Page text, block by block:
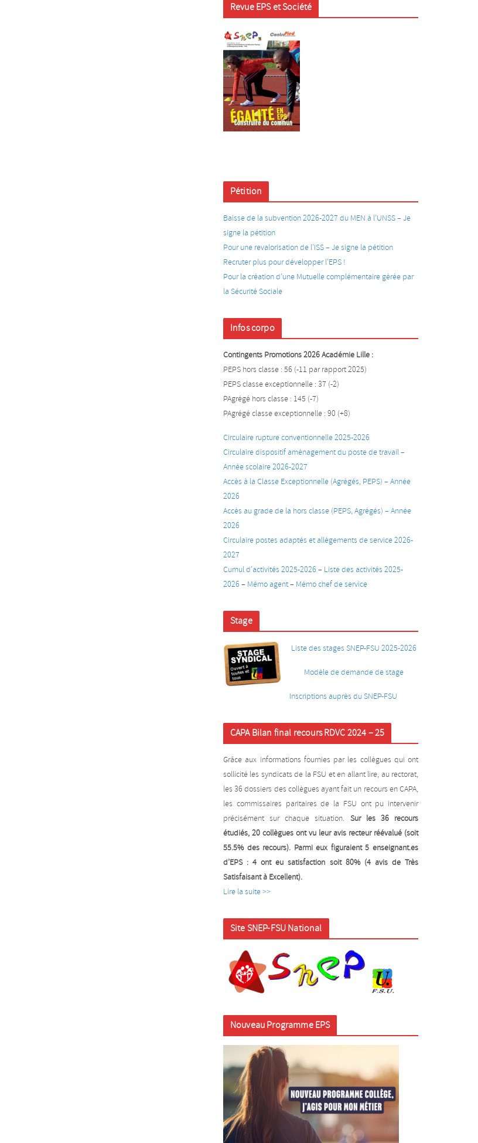
Revue EPS et Société
Pétition
Baisse de la subvention 2026-2027 du MEN à l’UNSS – Je
signe la pétition
Pour une revalorisation de l’ISS – Je signe la pétition
Recruter plus pour développer l’EPS !
Pour la création d’une Mutuelle complémentaire gérée par
la Sécurité Sociale
Infos corpo
Contingents Promotions 2026 Académie Lille :
PEPS hors classe : 56 (-11 par rapport 2025)
PEPS classe exceptionnelle : 37 (-2)
PAgrégé hors classe : 145 (-7)
PAgrégé classe exceptionnelle : 90 (+8)
Circulaire rupture conventionnelle 2025-2026
Circulaire dispositif aménagement du poste de travail –
Année scolaire 2026-2027
Accès à la Classe Exceptionnelle (Agrégés, PEPS) – Année
2026
Accès au grade de la hors classe (PEPS, Agrégés) – Année
2026
Circulaire postes adaptés et allègements de service 2026-
2027
Cumul d’activités 2025-2026 – Liste des activités 2025-
2026 – Mémo agent– Mémo chef de service
Stage
Liste des stages SNEP-FSU 2025-2026
Modèle de demande de stage
Inscriptions auprès du SNEP-FSU
CAPA Bilan final recours RDVC 2024 – 25
Grâce aux informations fournies par les collègues qui ont
sollicité les syndicats de la FSU et en allant lire, au rectorat,
les 36 dossiers des collègues ayant fait un recours en CAPA,
les commissaires paritaires de la FSU ont pu intervenir
précisément sur chaque situation. Sur les 36 recours
étudiés, 20 collègues ont vu leur avis recteur réévalué (soit
55.5% des recours). Parmi eux figuraient 5 enseignant.es
d’EPS : 4 ont eu satisfaction soit 80% (4 avis de Très
Satisfaisant à Excellent).
Lire la suite >>
Site SNEP-FSU National
Nouveau Programme EPS